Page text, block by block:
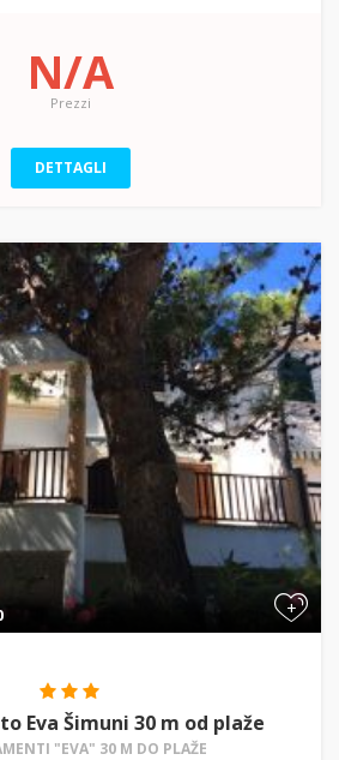
N/A
Prezzi
DETTAGLI
+
Eva Šimuni 30 m od plaže
"EVA" 30 M DO PLAŽE